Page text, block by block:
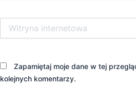
internetowa
Zapamiętaj moje dane w tej
kolejnych komentarzy.